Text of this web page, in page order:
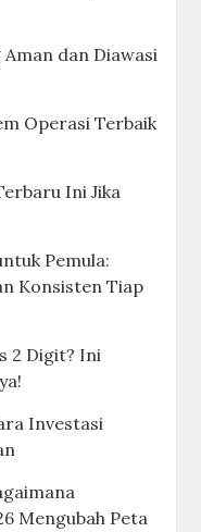
Aman dan Diawasi
Operasi Terbaik
Ini Jika
Pemula:
Konsisten Tiap
2 Digit? Ini
Investasi
Mengubah Peta